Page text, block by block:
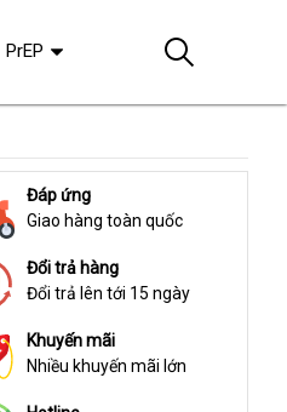
Đáp ứng
Giao hàng toàn quốc
Đổi trả hàng
Đổi trả lên tới 15 ngày
Khuyến mãi
Nhiều khuyến mãi lớn
PrEP